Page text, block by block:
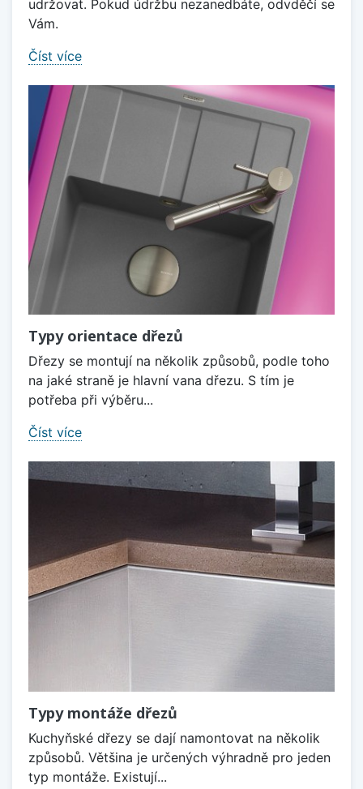
udržovat. Pokud údržbu nezanedbáte, odvděčí se
Vám.
Číst více
Typy orientace dřezů
Dřezy se montují na několik způsobů, podle toho
na jaké straně je hlavní vana dřezu. S tím je
potřeba při výběru...
Číst více
Typy montáže dřezů
Kuchyňské dřezy se dají namontovat na několik
způsobů. Většina je určených výhradně pro jeden
typ montáže. Existují...